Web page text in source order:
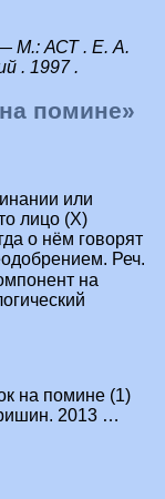
— М.: АСТ . Е. А.
. 1997 .
помине»
или
лицо (X)
о нём говорят
Реч.
на
на помине (1)
2013 …